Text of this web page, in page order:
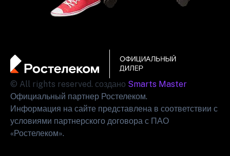
© All rights reserved. создано Smarts Master
Официальный партнер Ростелеком.
Информация на сайте представлена в соответствии с
условиями партнерского договора с ПАО
«Ростелеком».